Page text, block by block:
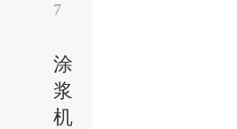
7
涂
浆
机